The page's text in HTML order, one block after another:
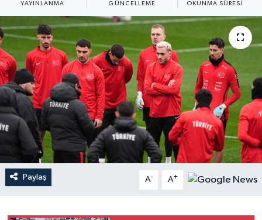
YAYINLANMA GÜNCELLEME OKUNMA SÜRESI
Paylaş A- A+